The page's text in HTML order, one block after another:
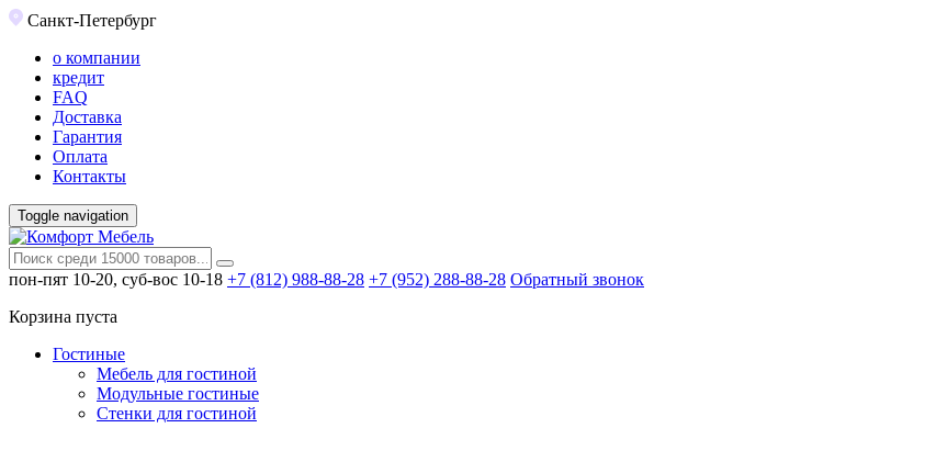
Санкт-Петербург
о компании
кредит
FAQ
Доставка
Гарантия
Оплата
Контакты
Toggle navigation
пон-пят 10-20, суб-вос 10-18 +7 (812) 988-88-28 +7 (952) 288-88-28 Обратный звонок
Корзина пуста
Гостиные
Мебель для гостиной
Модульные гостиные
Стенки для гостиной